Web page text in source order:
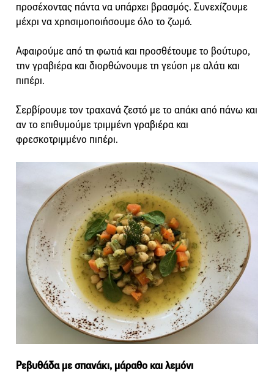
προσέχοντας πάντα να υπάρχει βρασμός. Συνεχίζουμε
μέχρι να χρησιμοποιήσουμε όλο το ζωμό.
Αφαιρούμε από τη φωτιά και προσθέτουμε το βούτυρο,
την γραβιέρα και διορθώνουμε τη γεύση με αλάτι και
πιπέρι.
Σερβίρουμε τον τραχανά ζεστό με το απάκι από πάνω και
αν το επιθυμούμε τριμμένη γραβιέρα και
φρεσκοτριμμένο πιπέρι.
Ρεβυθάδα με σπανάκι, μάραθο και λεμόνι